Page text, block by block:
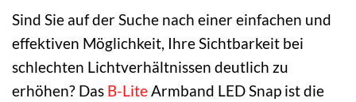
Sind Sie auf der Suche nach einer einfachen und
effektiven Möglichkeit, Ihre Sichtbarkeit bei
schlechten Lichtverhältnissen deutlich zu
erhöhen? Das B-LiteArmband LED Snap ist die